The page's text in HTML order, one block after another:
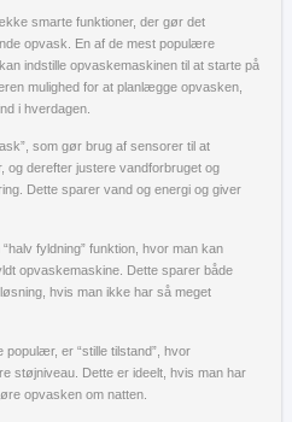
smarte funktioner, der gør det
opvask. En af de mest populære
indstille opvaskemaskinen til at starte på
mulighed for at planlægge opvasken,
i hverdagen.
som gør brug af sensorer til at
derefter justere vandforbruget og
Dette sparer vand og energi og giver
fyldning” funktion, hvor man kan
opvaskemaskine. Dette sparer både
hvis man ikke har så meget
populær, er “stille tilstand”, hvor
støjniveau. Dette er ideelt, hvis man har
opvasken om natten.